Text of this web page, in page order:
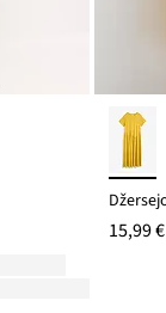
15,99 €